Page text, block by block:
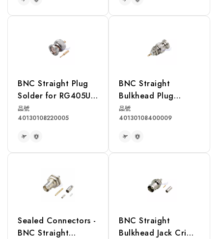
BNC Straight Plug
Solder for RG405U
Cable
品號
40130108220005
BNC Straight
Bulkhead Plug
Receptacle
品號
40130108400009
Sealed Connectors -
BNC Straight
BNC Straight
Bulkhead Jack Crimp